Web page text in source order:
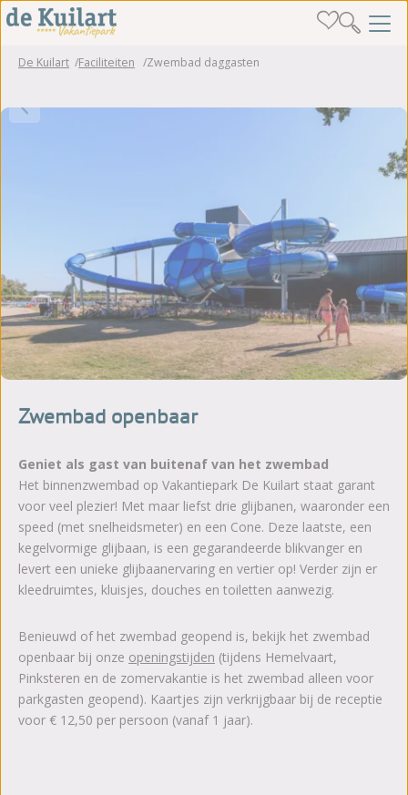
De Kuilart Faciliteiten Zwembad daggasten
Zwembad openbaar
Geniet als gast van buitenaf van het zwembad
Het binnenzwembad op Vakantiepark De Kuilart staat garant
voor veel plezier! Met maar liefst drie glijbanen, waaronder een
speed (met snelheidsmeter) en een Cone. Deze laatste, een
kegelvormige glijbaan, is een gegarandeerde blikvanger en
levert een unieke glijbaanervaring en vertier op! Verder zijn er
kleedruimtes, kluisjes, douches en toiletten aanwezig.
Benieuwd of het zwembad geopend is, bekijk het zwembad
openbaar bij onze openingstijden (tijdens Hemelvaart,
Pinksteren en de zomervakantie is het zwembad alleen voor
parkgasten geopend). Kaartjes zijn verkrijgbaar bij de receptie
voor € 12,50 per persoon (vanaf 1 jaar).